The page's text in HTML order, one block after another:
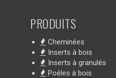
PRODUITS
Cheminées
Inserts à bois
Inserts à granulés
Poêles à bois